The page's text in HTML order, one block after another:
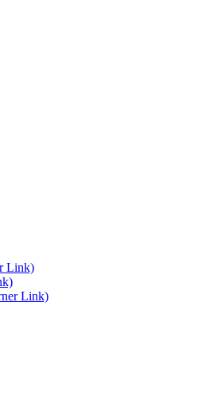
Link)
Link)